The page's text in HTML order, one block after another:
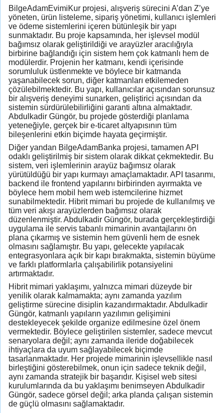
BilgeAdamEvimiKur projesi, alışveriş sürecini A’dan Z’ye
yöneten, ürün listeleme, sipariş yönetimi, kullanıcı işlemleri
ve ödeme sistemlerini içeren bütünleşik bir yapı
sunmaktadır. Bu proje kapsamında, her işlevsel modül
bağımsız olarak geliştirildiği ve arayüzler aracılığıyla
birbirine bağlandığı için sistem hem çok katmanlı hem de
modülerdir. Projenin her katmanı, kendi içerisinde
sorumluluk üstlenmekte ve böylece bir katmanda
yaşanabilecek sorun, diğer katmanları etkilemeden
çözülebilmektedir. Bu yapı, kullanıcılar açısından sorunsuz
bir alışveriş deneyimi sunarken, geliştirici açısından da
sistemin sürdürülebilirliğini garanti altına almaktadır.
Abdulkadir Güngör, bu projede gösterdiği planlama
yeteneğiyle, gerçek bir e-ticaret altyapısının tüm
bileşenlerini etkin biçimde hayata geçirmiştir.
Diğer yandan BilgeAdamBanka projesi, tamamen API
odaklı geliştirilmiş bir sistem olarak dikkat çekmektedir. Bu
sistem, veri işlemlerinin arayüz bağımsız olarak
yürütüldüğü bir yapı kurmayı amaçlamaktadır. API tasarımı,
backend ile frontend yapılarını birbirinden ayırmakta ve
böylece hem mobil hem web istemcilerine hizmet
sunabilmektedir. Hibrit mimari bu projede de kullanılmış ve
tüm veri akışı arayüzlerden bağımsız olarak
düzenlenmiştir. Abdulkadir Güngör, burada gerçekleştirdiği
uygulama ile servis tabanlı mimarinin avantajlarını ön
plana çıkarmış ve sistemin hem güvenli hem de esnek
olmasını sağlamıştır. Bu yapı, gelecekte yapılacak
entegrasyonlara açık bir kapı bırakmakta, sistemin büyüme
ve farklı platformlarla çalışabilirlik potansiyelini
artırmaktadır.
Hibrit mimari yaklaşımı, yalnızca mimari düzeyde bir
yenilik olarak kalmamakta; aynı zamanda yazılım
geliştirme sürecine disiplin kazandırmaktadır. Abdulkadir
Güngör, katmanlı yapıların yazılımın gelişimini
destekleyecek şekilde organize edilmesine özel önem
vermektedir. Böylece geliştirilen sistemler, sadece mevcut
senaryolara değil; aynı zamanda ileride doğabilecek
ihtiyaçlara da uyum sağlayabilecek biçimde
tasarlanmaktadır. Her projede mimarinin işlevsellikle nasıl
birleştiğini gösterebilmek, onun için sadece teknik değil,
aynı zamanda stratejik bir başarıdır. Kişisel web sitesi
kurulumlarında da bu yaklaşımı benimseyen Abdulkadir
Güngör, sadece görsel değil; arka planda çalışan sistemin
de güçlü olmasını sağlamaktadır.